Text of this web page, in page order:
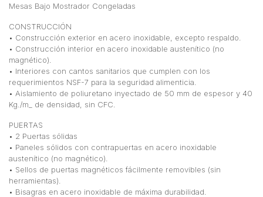
Mesas Bajo Mostrador Congeladas
CONSTRUCCIÓN
• Construcción exterior en acero inoxidable, excepto respaldo.
• Construcción interior en acero inoxidable austenítico (no
magnético).
• Interiores con cantos sanitarios que cumplen con los
requerimientos NSF-7 para la seguridad alimenticia.
• Aislamiento de poliuretano inyectado de 50 mm de espesor y 40
Kg./m_ de densidad, sin CFC.
PUERTAS
• 2 Puertas sólidas
• Paneles sólidos con contrapuertas en acero inoxidable
austenítico (no magnético).
• Sellos de puertas magnéticos fácilmente removibles (sin
herramientas).
• Bisagras en acero inoxidable de máxima durabilidad.